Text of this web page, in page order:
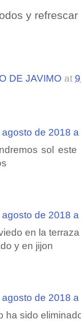
y
DE JAVIMO at
agosto de 2018
sol
agosto de 2018
en la
y en jijon
agosto de 2018
ha sido